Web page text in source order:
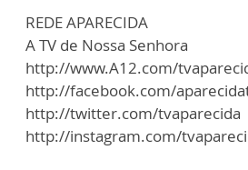
REDE APARECIDA
A TV de Nossa Senhora
http://www.A12.com/
http://facebook.com/
http://twitter.com/tvaparecida
http://instagram.com/